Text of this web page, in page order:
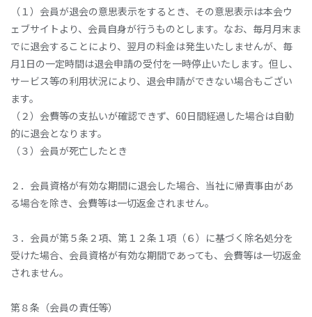
（１）会員が退会の意思表示をするとき、その意思表示は本会ウ
ェブサイトより、会員自身が行うものとします。なお、毎月月末ま
でに退会することにより、翌月の料金は発生いたしませんが、毎
月1日の一定時間は退会申請の受付を一時停止いたします。但し、
サービス等の利用状況により、退会申請ができない場合もござい
ます。
（２）会費等の支払いが確認できず、60日間経過した場合は自動
的に退会となります。
（３）会員が死亡したとき
２．会員資格が有効な期間に退会した場合、当社に帰責事由があ
る場合を除き、会費等は一切返金されません。
３．会員が第５条２項、第１２条１項（６）に基づく除名処分を
受けた場合、会員資格が有効な期間であっても、会費等は一切返金
されません。
第８条（会員の責任等）